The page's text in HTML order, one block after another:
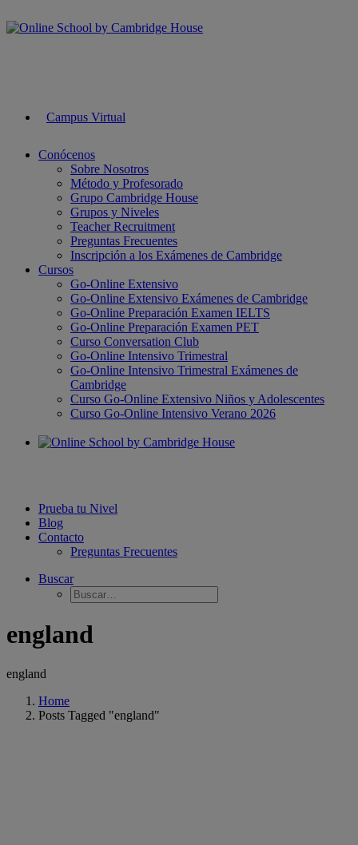
Campus Virtual
Conócenos
Sobre Nosotros
Método y Profesorado
Grupo Cambridge House
Grupos y Niveles
Teacher Recruitment
Preguntas Frecuentes
Inscripción a los Exámenes de Cambridge
Cursos
Go-Online Extensivo
Go-Online Extensivo Exámenes de Cambridge
Go-Online Preparación Examen IELTS
Go-Online Preparación Examen PET
Curso Conversation Club
Go-Online Intensivo Trimestral
Go-Online Intensivo Trimestral Exámenes de
Cambridge
Curso Go-Online Extensivo Niños y Adolescentes
Curso Go-Online Intensivo Verano 2026
Prueba tu Nivel
Blog
Contacto
Preguntas Frecuentes
Buscar
england
england
Home
Posts Tagged "england"